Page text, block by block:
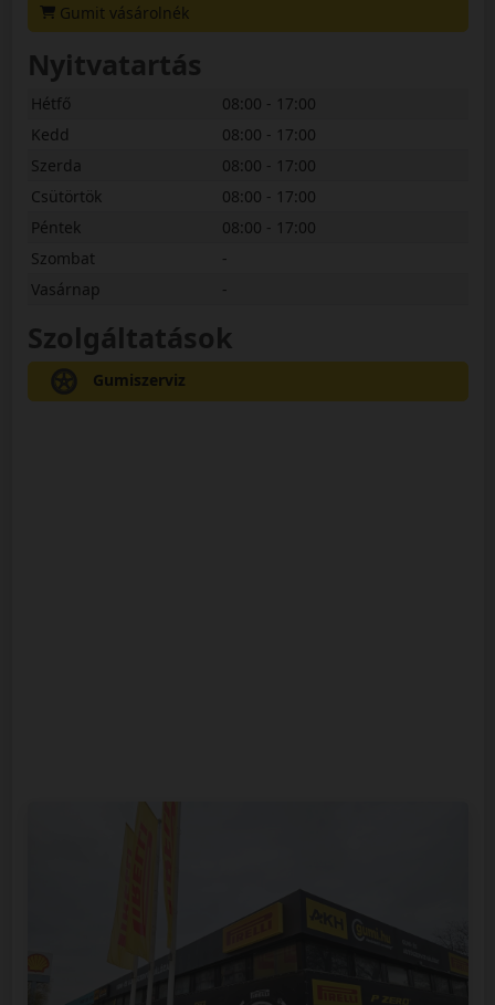
Gumit vásárolnék
Nyitvatartás
Hétfő
08:00 - 17:00
Kedd
08:00 - 17:00
Szerda
08:00 - 17:00
Csütörtök
08:00 - 17:00
Péntek
08:00 - 17:00
Szombat
-
Vasárnap
-
Szolgáltatások
Gumiszerviz